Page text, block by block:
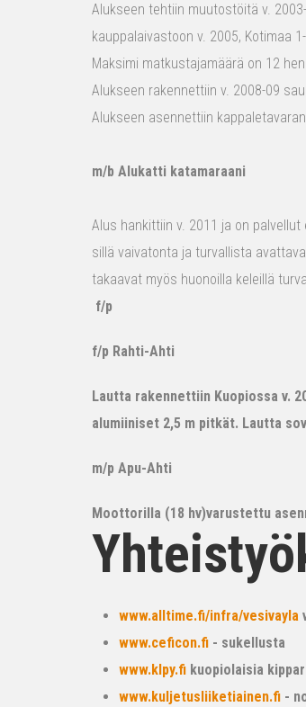
Alukseen tehtiin muutostöitä v.
kauppalaivastoon v. 2005, Kotimaa
Maksimi matkustajamäärä on 12
Alukseen rakennettiin v. 2008-09
Alukseen asennettiin
m/b Alukatti katamaraani
Alus hankittiin v. 2011 ja on
sillä vaivatonta ja turvallista
takaavat myös huonoilla keleillä
f/p
f/p Rahti-Ahti
Lautta rakennettiin Kuopiossa v.
alumiiniset 2,5 m pitkät. Lautta
m/p Apu-Ahti
Moottorilla (18 hv)varustettu
www.alltime.fi/infra/vesivayla
www.ceficon.fi - sukellusta
www.klpy.fi kuopiolaisia
www.kuljetusliiketiainen.fi -